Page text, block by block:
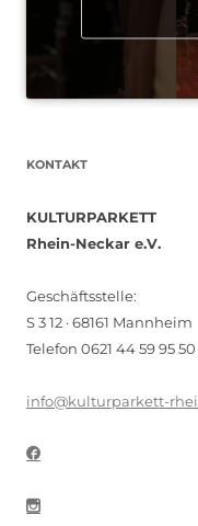
KONTAKT
KULTURPARKETT
Rhein-Neckar e.V.
Geschäftsstelle:
S 3 12 · 68161 Mannheim
Telefon 0621 44 59 95 50
info@kulturparkett-